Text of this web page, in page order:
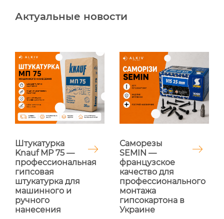
Актуальные новости
Штукатурка
Knauf MP 75 —
профессиональная
гипсовая
штукатурка для
машинного и
ручного
нанесения
Саморезы
SEMIN —
французское
качество для
профессионального
монтажа
гипсокартона в
Украине